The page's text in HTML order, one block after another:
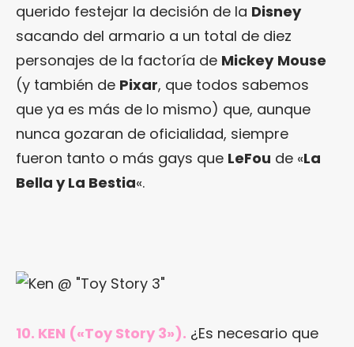
querido festejar la decisión de la Disney
sacando del armario a un total de diez
personajes de la factoría de Mickey Mouse
(y también de Pixar, que todos sabemos
que ya es más de lo mismo) que, aunque
nunca gozaran de oficialidad, siempre
fueron tanto o más gays que LeFou de «La
Bella y La Bestia«.
10. KEN («Toy Story 3»). ¿Es necesario que